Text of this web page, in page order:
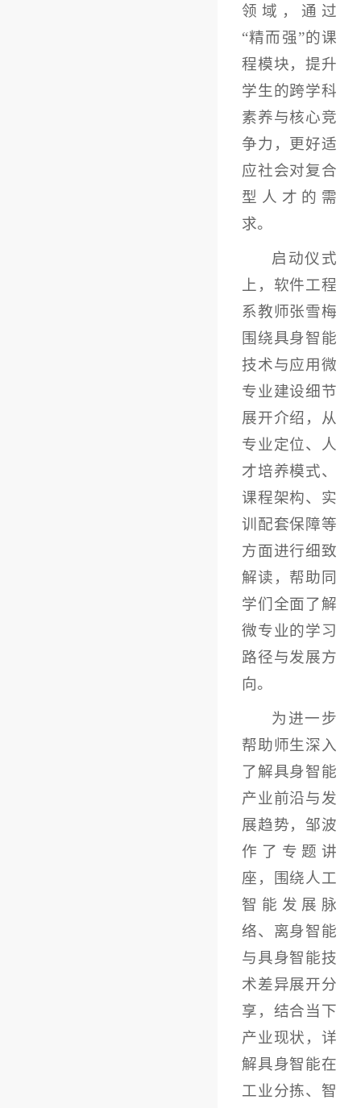
领域，通过
“精而强”的课
程模块，提升
学生的跨学科
素养与核心竞
争力，更好适
应社会对复合
型人才的需
求。
启动仪式
上，软件工程
系教师张雪梅
围绕具身智能
技术与应用微
专业建设细节
展开介绍，从
专业定位、人
才培养模式、
课程架构、实
训配套保障等
方面进行细致
解读，帮助同
学们全面了解
微专业的学习
路径与发展方
向。
为进一步
帮助师生深入
了解具身智能
产业前沿与发
展趋势，邹波
作了专题讲
座，围绕人工
智能发展脉
络、离身智能
与具身智能技
术差异展开分
享，结合当下
产业现状，详
解具身智能在
工业分拣、智